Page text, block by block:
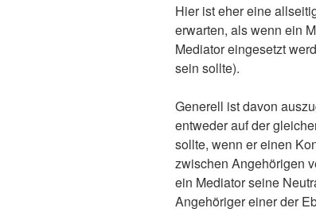
Hier ist eher eine
erwarten, als wenn ein
Mediator eingesetzt
sein sollte).
Generell ist davon
entweder auf der
sollte, wenn er einen
zwischen Angehörigen
ein Mediator seine
Angehöriger einer der